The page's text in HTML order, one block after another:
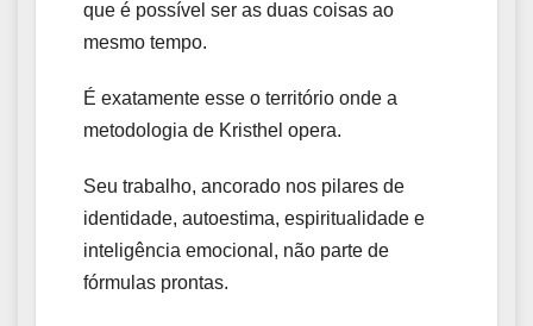
que é possível ser as duas coisas ao
mesmo tempo.
É exatamente esse o território onde a
metodologia de Kristhel opera.
Seu trabalho, ancorado nos pilares de
identidade, autoestima, espiritualidade e
inteligência emocional, não parte de
fórmulas prontas.